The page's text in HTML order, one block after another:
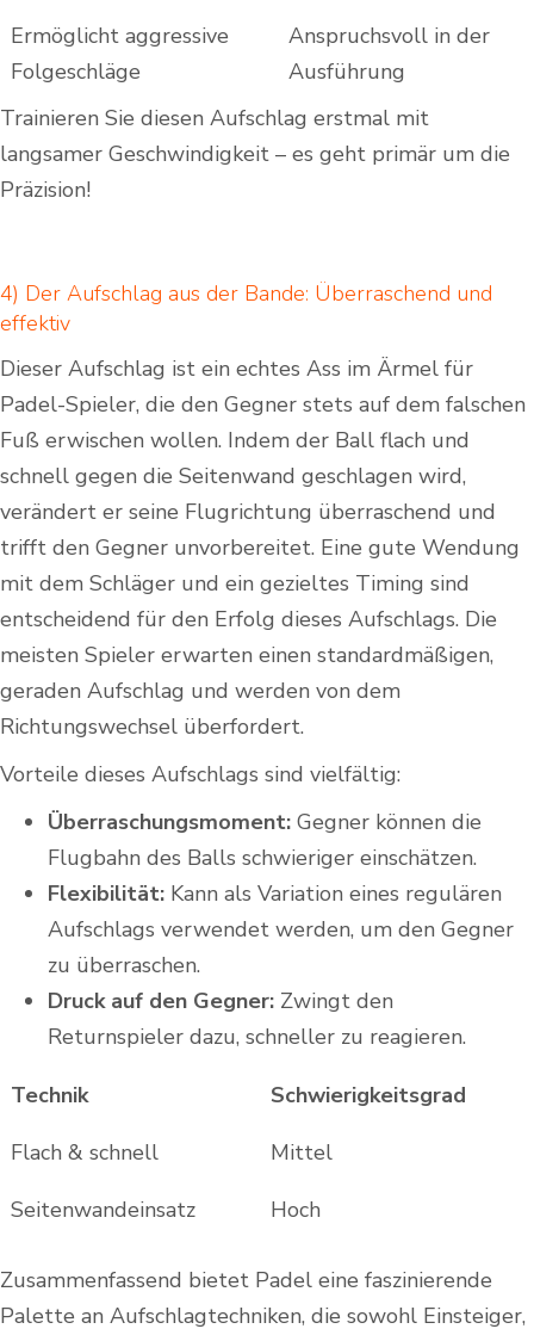
Ermöglicht aggressive
Folgeschläge
Anspruchsvoll in der
Ausführung
Trainieren Sie diesen Aufschlag erstmal mit
langsamer Geschwindigkeit – es geht primär um die
Präzision!
4) ⁤Der Aufschlag aus der Bande: Überraschend⁤ und
effektiv
Dieser Aufschlag ist​ ein echtes Ass im Ärmel ‍für
Padel-Spieler, die ⁢den Gegner stets auf dem falschen
Fuß erwischen wollen. Indem der Ball flach und
schnell gegen die ⁤Seitenwand geschlagen ⁣wird,
⁢verändert er seine Flugrichtung ​überraschend und
trifft den Gegner unvorbereitet. Eine gute ⁤Wendung
mit dem Schläger und ein gezieltes Timing sind
entscheidend für den Erfolg dieses Aufschlags. Die
meisten ⁤Spieler erwarten einen standardmäßigen,
geraden Aufschlag und werden von dem
⁣Richtungswechsel überfordert.
Vorteile dieses Aufschlags sind vielfältig:
Überraschungsmoment: Gegner können die
Flugbahn des Balls schwieriger einschätzen.
Flexibilität: Kann als Variation eines regulären
Aufschlags verwendet werden, um den Gegner
zu überraschen.
Druck auf den Gegner: Zwingt den
Returnspieler dazu, schneller zu reagieren.
Technik
Schwierigkeitsgrad
Flach & schnell
Mittel
Seitenwandeinsatz
Hoch
Zusammenfassend bietet Padel eine faszinierende
Palette an Aufschlagtechniken, die sowohl Einsteiger,